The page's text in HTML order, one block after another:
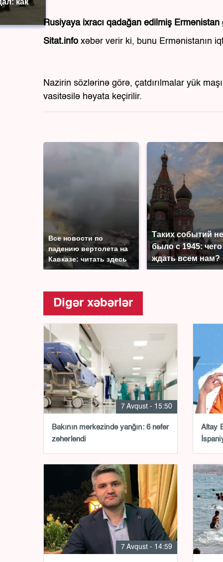
как
Rusiyaya ixracı qadağan edilmiş
Sitat.info xəbər verir ki, bunu Ermənistanın
Nazirin sözlərinə görə, çatdırılmalar yük
vasitəsilə həyata keçirilir.
Все новости по
падению вертолета на
Кавказе: читать здесь
Таких событий не
было с 1945: чего
ждать всем нам?
Digər xəbərlər
7 Avqust - 15:50
Bakının mərkəzində yanğın: 6 nəfər
zəhərləndi
Altay
7 Avqust - 14:59